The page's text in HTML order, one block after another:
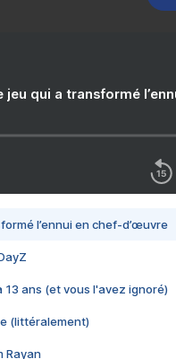
jeu qui a transformé
l’ennui en chef-d’œuvre
13 ans (et vous l'avez ignoré)
(littéralement)
Rayan